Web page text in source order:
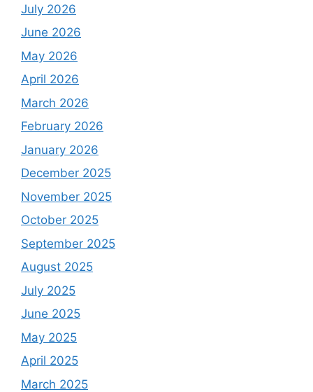
July 2026
June 2026
May 2026
April 2026
March 2026
February 2026
January 2026
December 2025
November 2025
October 2025
September 2025
August 2025
July 2025
June 2025
May 2025
April 2025
March 2025